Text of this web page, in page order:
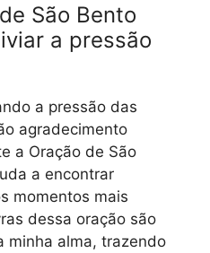
São Bento
a pressão
a pressão das
agradecimento
a Oração de São
a encontrar
momentos mais
dessa oração são
minha alma, trazendo